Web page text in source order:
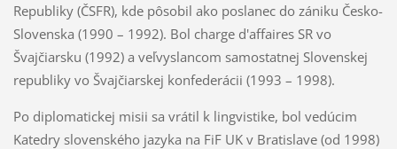
Republiky (ČSFR), kde pôsobil ako poslanec do zániku Česko-
Slovenska (1990 – 1992). Bol charge d'affaires SR vo
Švajčiarsku (1992) a veľvyslancom samostatnej Slovenskej
republiky vo Švajčiarskej konfederácii (1993 – 1998).
Po diplomatickej misii sa vrátil k lingvistike, bol vedúcim
Katedry slovenského jazyka na FiF UK v Bratislave (od 1998)